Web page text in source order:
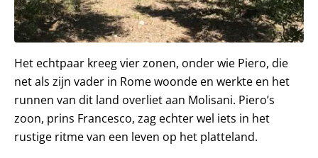
Het echtpaar kreeg vier zonen, onder wie Piero, die
net als zijn vader in Rome woonde en werkte en het
runnen van dit land overliet aan Molisani. Piero’s
zoon, prins Francesco, zag echter wel iets in het
rustige ritme van een leven op het platteland.